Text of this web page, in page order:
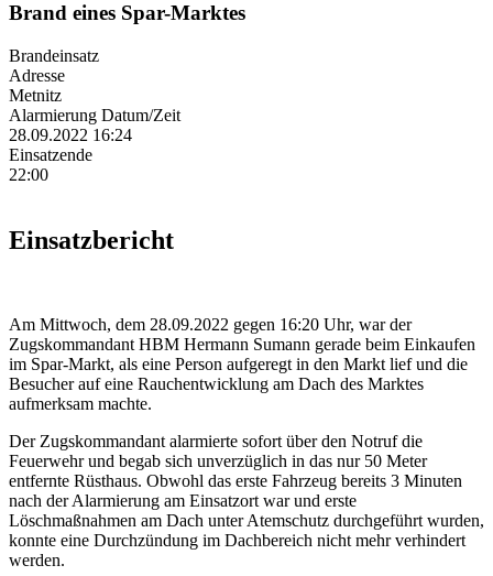
Brand eines Spar-Marktes
Brandeinsatz
Adresse
Metnitz
Alarmierung Datum/Zeit
28.09.2022 16:24
Einsatzende
22:00
Einsatzbericht
Am Mittwoch, dem 28.09.2022 gegen 16:20 Uhr, war der
Zugskommandant HBM Hermann Sumann gerade beim Einkaufen
im Spar-Markt, als eine Person aufgeregt in den Markt lief und die
Besucher auf eine Rauchentwicklung am Dach des Marktes
aufmerksam machte.
Der Zugskommandant alarmierte sofort über den Notruf die
Feuerwehr und begab sich unverzüglich in das nur 50 Meter
entfernte Rüsthaus. Obwohl das erste Fahrzeug bereits 3 Minuten
nach der Alarmierung am Einsatzort war und erste
Löschmaßnahmen am Dach unter Atemschutz durchgeführt wurden,
konnte eine Durchzündung im Dachbereich nicht mehr verhindert
werden.